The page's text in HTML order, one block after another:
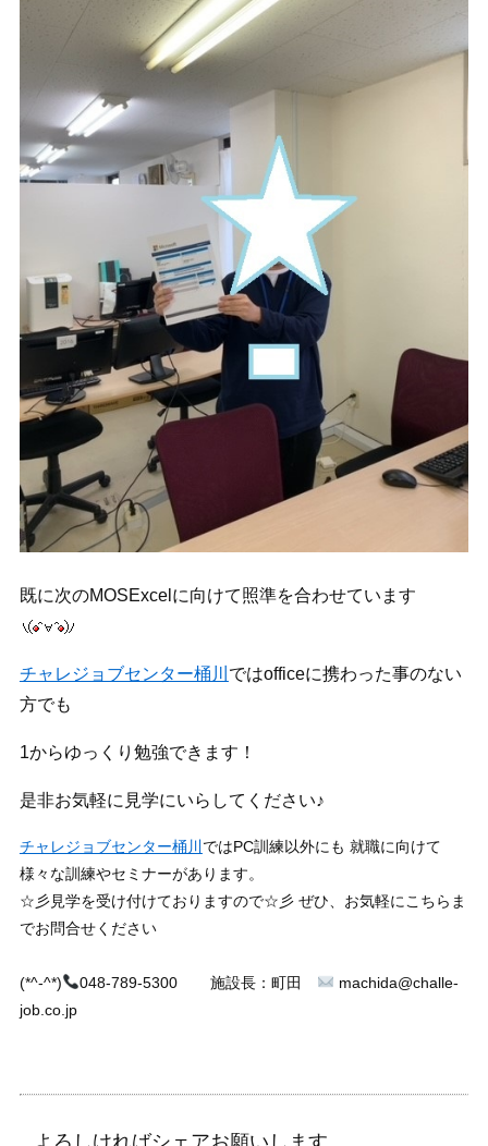
既に次のMOSExcelに向けて照準を合わせています
チャレジョブセンター桶川 ではofficeに携わった事のない
方でも
1からゆっくり勉強できます！
是非お気軽に見学にいらしてください♪
チャレジョブセンター桶川 ではPC訓練以外にも 就職に向けて
様々な訓練やセミナーがあります。
☆彡見学を受け付けておりますので☆彡 ぜひ、お気軽にこちらま
でお問合せください
(*^-^*) 048-789-5300 施設長：町田
machida@challe-
job.co.jp